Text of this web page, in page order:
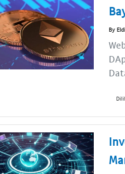
By